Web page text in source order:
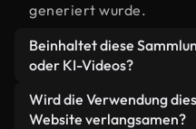
generiert wurde.
Beinhaltet diese
oder KI-Videos?
Beides. Es handelt sich
aus realen, von
Wird die Verwendung
Website verlangsamen?